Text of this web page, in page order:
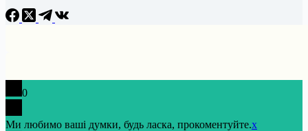
0
Ми любимо ваші думки, будь ласка, прокоментуйте.x